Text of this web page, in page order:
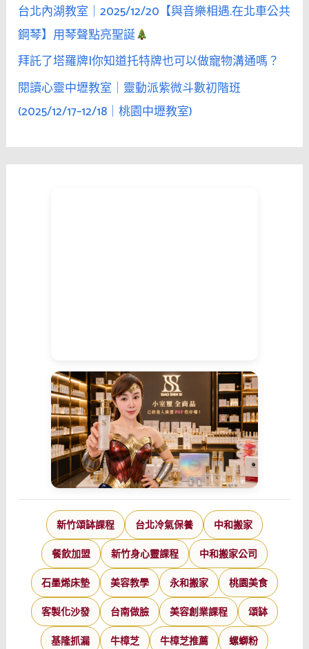
台北內湖教室｜2025/12/20【與音樂相遇.在北車公共
鋼琴】用琴聲點亮聖誕
拜託了塔羅牌|你知道托特牌也可以做寵物溝通嗎？
閱讀心靈中壢教室｜靈動派紫微斗數初階班
(2025/12/17–12/18｜桃園中壢教室)
新竹頌缽課程 台北冷氣保養 中和搬家
餐飲加盟 新竹身心靈課程 中和搬家公司
石墨烯床墊 美容教學 永和搬家 桃園美食
客製化沙發 台南做臉 美容創業課程 頌缽
基隆抓漏 牛樟芝 牛樟芝推薦 螺螄粉